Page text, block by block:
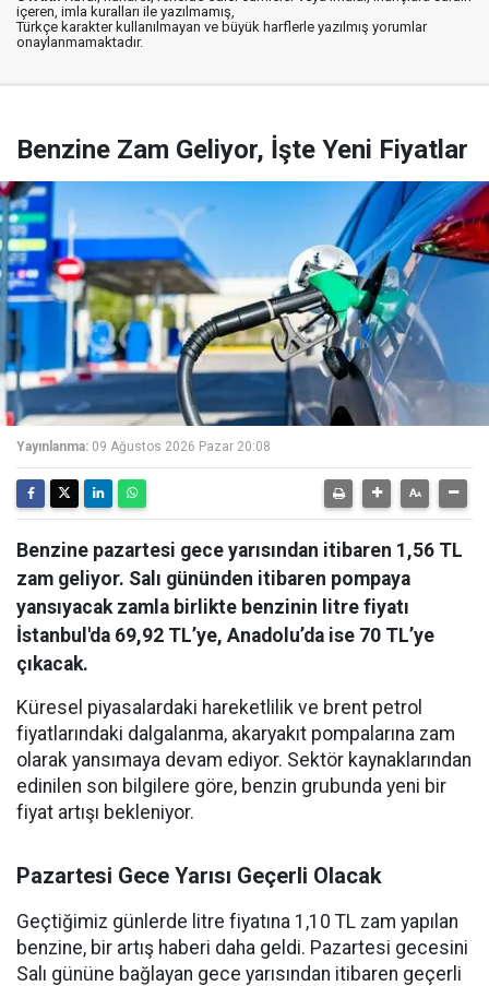
içeren, imla kuralları ile yazılmamış,
Türkçe karakter kullanılmayan ve büyük harflerle yazılmış yorumlar
onaylanmamaktadır.
Benzine Zam Geliyor, İşte Yeni Fiyatlar
Yayınlanma: 09 Ağustos 2026 Pazar 20:08
Benzine pazartesi gece yarısından itibaren 1,56 TL
zam geliyor. Salı gününden itibaren pompaya
yansıyacak zamla birlikte benzinin litre fiyatı
İstanbul'da 69,92 TL’ye, Anadolu’da ise 70 TL’ye
çıkacak.
Küresel piyasalardaki hareketlilik ve brent petrol
fiyatlarındaki dalgalanma, akaryakıt pompalarına zam
olarak yansımaya devam ediyor. Sektör kaynaklarından
edinilen son bilgilere göre, benzin grubunda yeni bir
fiyat artışı bekleniyor.
Pazartesi Gece Yarısı Geçerli Olacak
Geçtiğimiz günlerde litre fiyatına 1,10 TL zam yapılan
benzine, bir artış haberi daha geldi. Pazartesi gecesini
Salı gününe bağlayan gece yarısından itibaren geçerli